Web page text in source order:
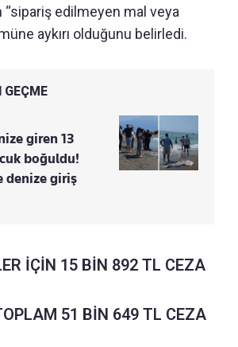
“sipariş edilmeyen mal veya
aykırı olduğunu belirledi.
giren 13
boğuldu!
denize giriş
İÇİN 15 BİN 892 TL CEZA
51 BİN 649 TL CEZA